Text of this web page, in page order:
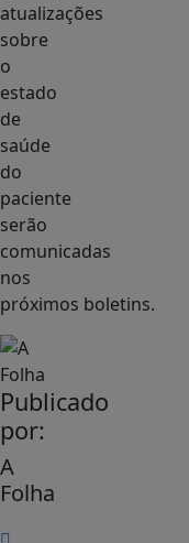
atualizações
sobre
o
estado
de
saúde
do
paciente
serão
comunicadas
nos
próximos boletins.
Publicado
por:
A
Folha